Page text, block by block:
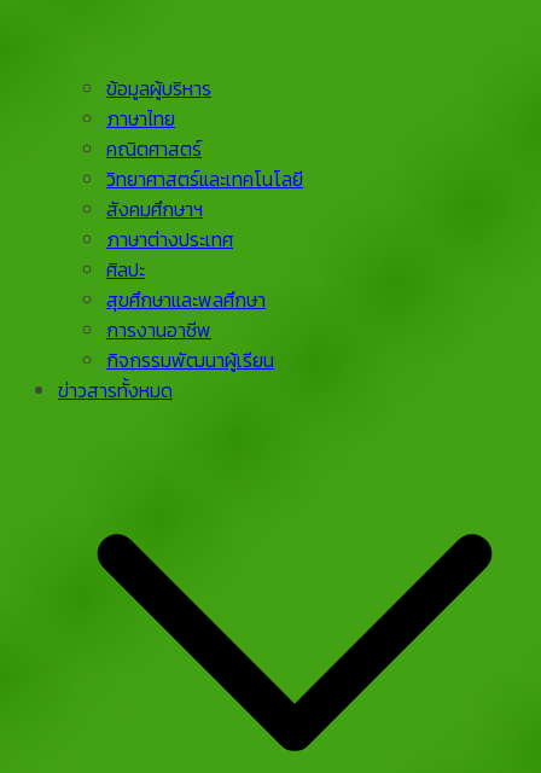
ข้อมูลผู้บริหาร
ภาษาไทย
คณิตศาสตร์
วิทยาศาสตร์และเทคโนโลยี
สังคมศึกษาฯ
ภาษาต่างประเทศ
ศิลปะ
สุขศึกษาและพลศึกษา
การงานอาชีพ
กิจกรรมพัฒนาผู้เรียน
ข่าวสารทั้งหมด